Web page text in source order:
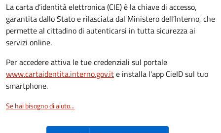
La carta d’identità elettronica (CIE) è la chiave di accesso,
garantita dallo Stato e rilasciata dal Ministero dell’Interno, che
permette al cittadino di autenticarsi in tutta sicurezza ai
servizi online.
Per accedere attiva le tue credenziali sul portale
www.cartaidentita.interno.gov.ite installa l'app CieID sul tuo
smartphone.
Se hai bisogno di aiuto...